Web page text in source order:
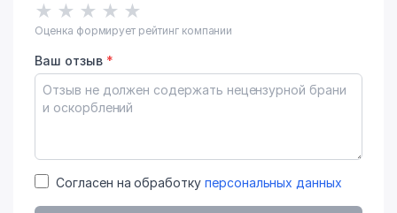
★ ★ ★ ★ ★
Оценка формирует рейтинг компании
Ваш отзыв *
Согласен на обработку персональных данных